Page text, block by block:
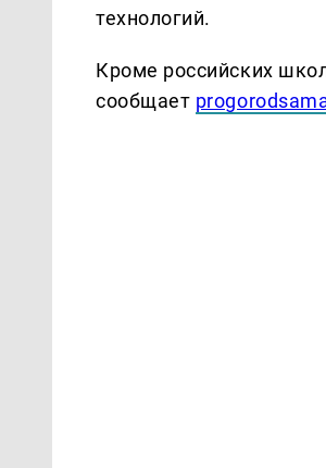
технологий.
Кроме российских
сообщает